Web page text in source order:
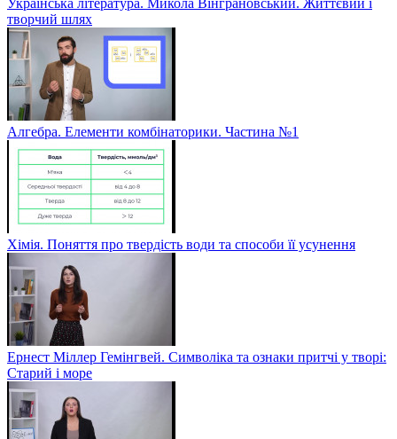
творчий шлях
Алгебра. Елементи комбінаторики. Частина №1
Хімія. Поняття про твердість води та способи її усунення
Ернест Міллер Гемінгвей. Символіка та ознаки притчі у творі:
Старий і море